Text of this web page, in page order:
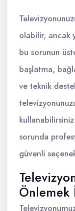
olabilir, ancak
bu sorunun
başlatma,
ve teknik
sorunda
güvenli
Önlemek